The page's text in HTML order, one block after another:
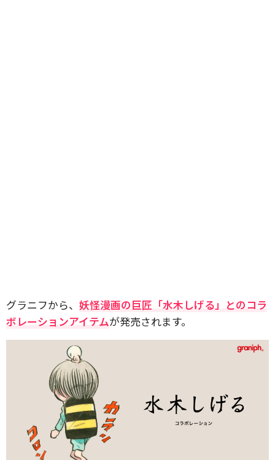
グラニフから、 妖怪漫画の巨匠「水木しげる」とのコラ
ボレーションアイテムが発売されます。